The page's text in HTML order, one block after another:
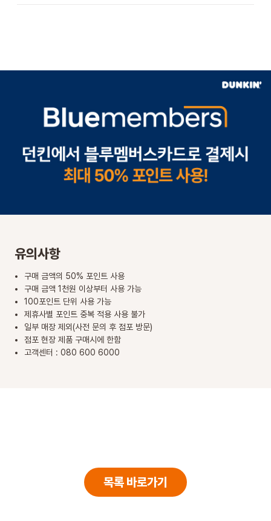
창업문의
유의사항
구매 금액의 50% 포인트 사용
구매 금액 1천원 이상부터 사용 가능
100포인트 단위 사용 가능
제휴사별 포인트 중복 적용 사용 불가
일부 매장 제외(사전 문의 후 점포 방문)
점포 현장 제품 구매시에 한함
고객센터 : 080 600 6000
목록 바로가기